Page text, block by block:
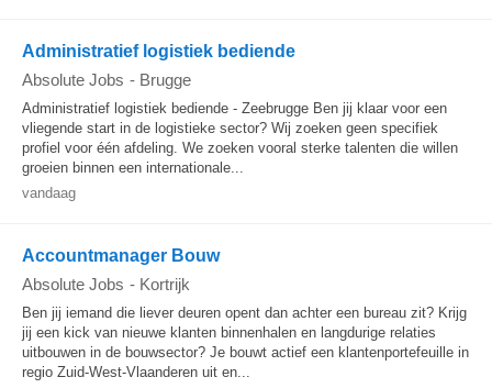
Administratief logistiek bediende
Absolute Jobs - Brugge
Administratief logistiek bediende - Zeebrugge Ben jij klaar voor een
vliegende start in de logistieke sector? Wij zoeken geen specifiek
profiel voor één afdeling. We zoeken vooral sterke talenten die willen
groeien binnen een internationale...
vandaag
Accountmanager Bouw
Absolute Jobs - Kortrijk
Ben jij iemand die liever deuren opent dan achter een bureau zit? Krijg
jij een kick van nieuwe klanten binnenhalen en langdurige relaties
uitbouwen in de bouwsector? Je bouwt actief een klantenportefeuille in
regio Zuid-West-Vlaanderen uit en...